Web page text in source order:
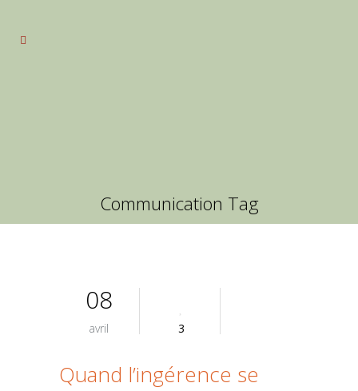
Communication Tag
08
avril 3
Quand l’ingérence se